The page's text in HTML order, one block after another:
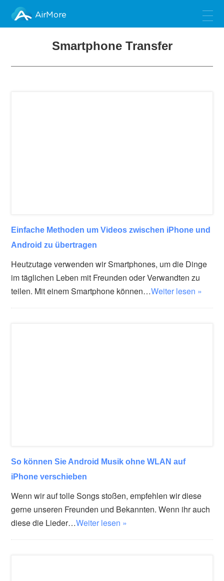
AirMore
Smartphone Transfer
Einfache Methoden um Videos zwischen iPhone und
Android zu übertragen
Heutzutage verwenden wir Smartphones, um die Dinge
im täglichen Leben mit Freunden oder Verwandten zu
teilen. Mit einem Smartphone können…Weiter lesen »
So können Sie Android Musik ohne WLAN auf
iPhone verschieben
Wenn wir auf tolle Songs stoßen, empfehlen wir diese
gerne unseren Freunden und Bekannten. Wenn ihr auch
diese die Lieder…Weiter lesen »